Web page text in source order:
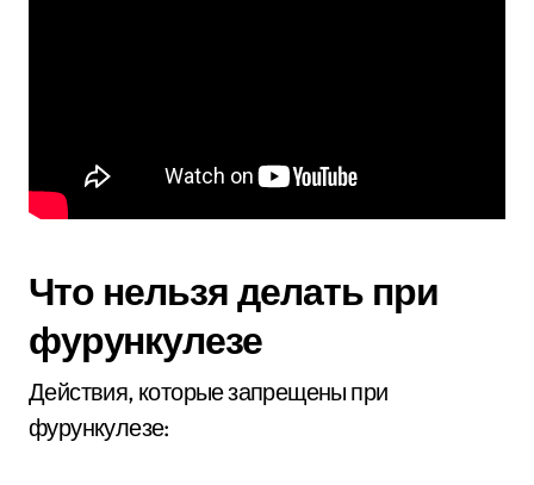
Что нельзя делать при
фурункулезе
Действия, которые запрещены при
фурункулезе: